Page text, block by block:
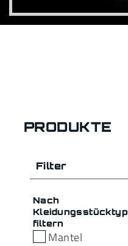
PRODUKTE
Filter
Nach
Kleidungsstücktyp
filtern
Mantel